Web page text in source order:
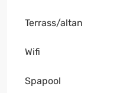
Terrass/altan
Wifi
Spapool